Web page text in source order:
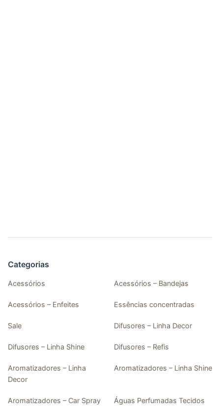
Categorias
Acessórios Acessórios – Bandejas
Acessórios – Enfeites Essências concentradas
Sale Difusores – Linha Decor
Difusores – Linha Shine Difusores – Refis
Aromatizadores – Linha
Decor
Aromatizadores – Linha Shine
Aromatizadores – Car Spray Águas Perfumadas Tecidos